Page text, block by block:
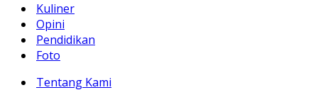
Kuliner
Opini
Pendidikan
Foto
Tentang Kami